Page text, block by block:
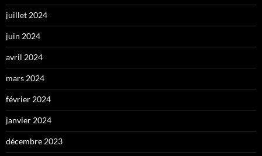
juillet 2024
juin 2024
avril 2024
mars 2024
février 2024
janvier 2024
décembre 2023